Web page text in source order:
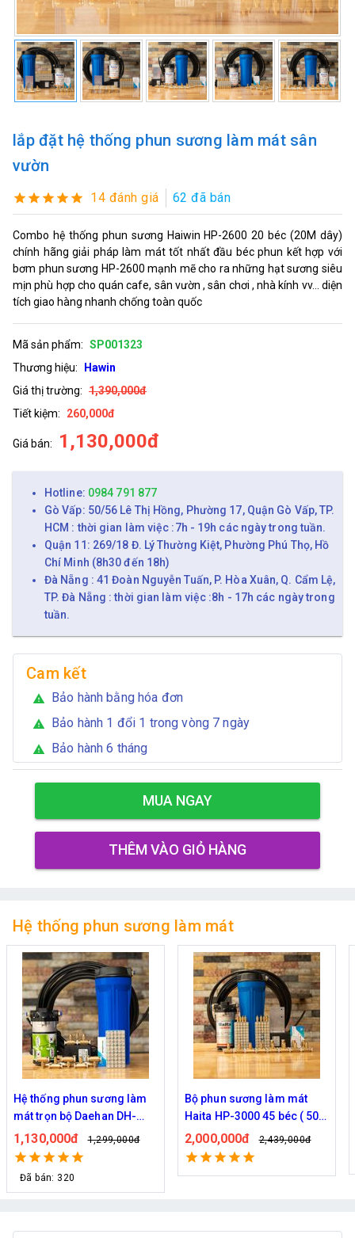
lắp đặt hệ thống phun sương làm mát sân
vườn
14 đánh giá 62 đã bán
Combo hệ thống phun sương Haiwin HP-2600 20 béc (20M dây)
chính hãng giải pháp làm mát tốt nhất đầu béc phun kết hợp với
bơm phun sương HP-2600 mạnh mẽ cho ra những hạt sương siêu
mịn phù hợp cho quán cafe, sân vườn , sân chơi , nhà kính vv... diện
tích giao hàng nhanh chống toàn quốc
Mã sản phẩm: SP001323
Thương hiệu:
Hawin
Giá thị trường: 1,390,000đ
Tiết kiệm:
260,000đ
Giá bán: 1,130,000đ
Hotline: 0984 791 877
Gò Vấp: 50/56 Lê Thị Hồng, Phường 17, Quận Gò Vấp, TP.
HCM : thời gian làm việc :7h - 19h các ngày trong tuần.
Quận 11: 269/18 Đ. Lý Thường Kiệt, Phường Phú Thọ, Hồ
Chí Minh (8h30 đến 18h)
Đà Nẵng : 41 Đoàn Nguyễn Tuấn, P. Hòa Xuân, Q. Cẩm Lệ,
TP. Đà Nẵng : thời gian làm việc :8h - 17h các ngày trong
tuần.
Cam kết
warning Bảo hành bằng hóa đơn
warning Bảo hành 1 đổi 1 trong vòng 7 ngày
warning Bảo hành 6 tháng
MUA NGAY
THÊM VÀO GIỎ HÀNG
Hệ thống phun sương làm mát
Bộ phun sương làm mát
Haita HP-3000 45 béc ( 50M
dây )
2,000,000đ 2,439,000đ
Bộ phun sương làm mát
Haita HP-3000 40 béc ( 40M
dây )
1,920,000đ 2,149,000đ